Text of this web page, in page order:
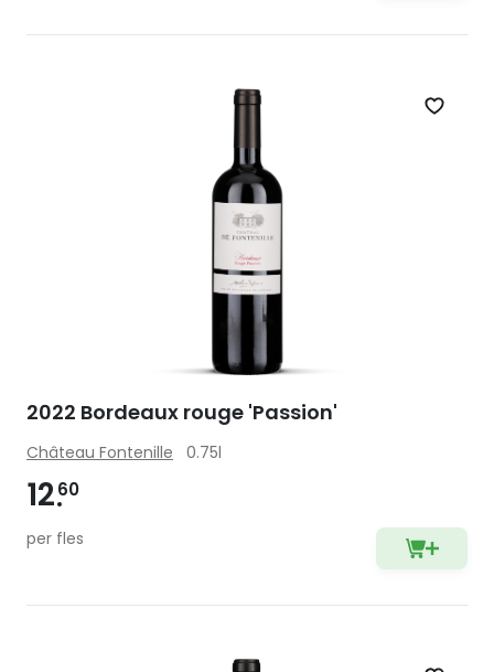
Zet
2022 Bordeaux rouge 'Passion'
Château Fontenille 0.75l
1260
per fles